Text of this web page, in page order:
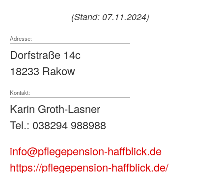
(Stand: 07.11.2024)
Adresse:
Dorfstraße 14c
18233 Rakow
Kontakt:
Karin Groth-Lasner
Tel.: 038294 988988
info@pflegepension-haffblick.de
https://pflegepension-haffblick.de/